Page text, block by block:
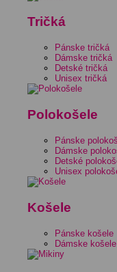
Tričká
Pánske tričká
Dámske tričká
Detské tričká
Unisex tričká
Polokošele
Pánske
Dámske
Detské
Unisex
Košele
Pánske košele
Dámske